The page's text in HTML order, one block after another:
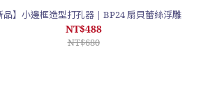
品】小邊框造型打孔器 | BP24 扇貝蕾絲浮雕
NT$488
NT$680